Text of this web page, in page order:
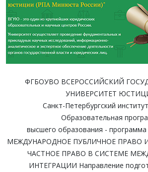
ФГБОУВО ВСЕРОССИЙСКИЙ
УНИВЕРСИТЕТ
Санкт-Петербургский
Образовательная
высшего образования - программа
МЕЖДУНАРОДНОЕ ПУБЛИЧНОЕ ПРАВО
ЧАСТНОЕ ПРАВО В СИСТЕМЕ
ИНТЕГРАЦИИ Направление